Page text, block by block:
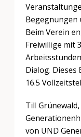
Begegnungen
Beim Verein
Freiwillige mit
Dialog.
16.5
Till
von UND